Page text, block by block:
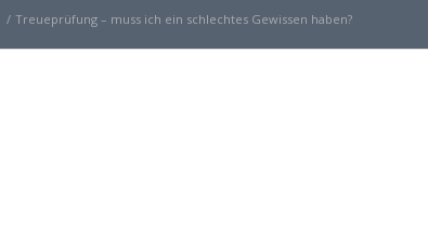
/ Treueprüfung – muss ich ein schlechtes Gewissen haben?